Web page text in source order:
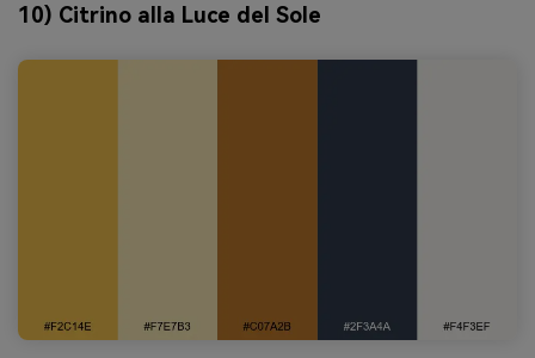
10) Citrino alla Luce del Sole